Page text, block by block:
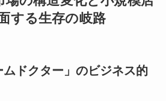
する生存の岐路
ドクター」のビジネス的